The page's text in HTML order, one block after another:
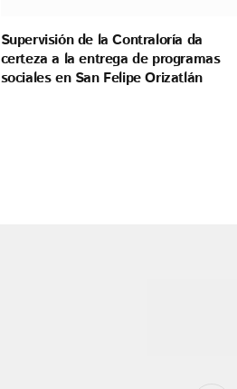
Supervisión de la Contraloría da
certeza a la entrega de programas
sociales en San Felipe Orizatlán